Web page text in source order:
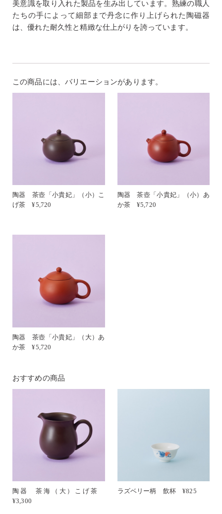
美意識を取り入れた製品を生み出しています。熟練の職人
たちの手によって細部まで丹念に作り上げられた陶磁器
は、優れた耐久性と精緻な仕上がりを誇っています。
この商品には、バリエーションがあります。
陶器 茶壺「小貴妃」（小）こ
げ茶 ¥5,720
陶器 茶壺「小貴妃」（小）あ
か茶 ¥5,720
陶器 茶壺「小貴妃」（大）あ
か茶 ¥5,720
おすすめの商品
陶器 茶海（大）こげ茶
¥3,300
ラズベリー柄 飲杯 ¥825